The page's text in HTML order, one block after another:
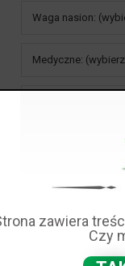
Waga nasion:
Medyczne:
Promocja: (wybierz)
French
zawiera
Czy